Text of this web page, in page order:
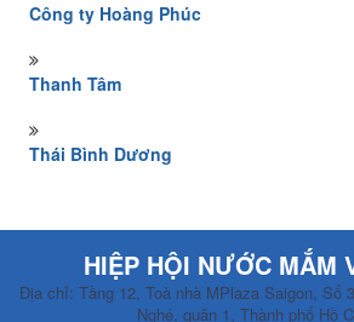
Công ty Hoàng Phúc
Thanh Tâm
Thái Bình Dương
HIỆP HỘI NƯỚC MẮM
Địa chỉ: Tầng 12, Toà nhà MPlaza Saigon, Số
Nghé, quận 1, Thành phố Hồ